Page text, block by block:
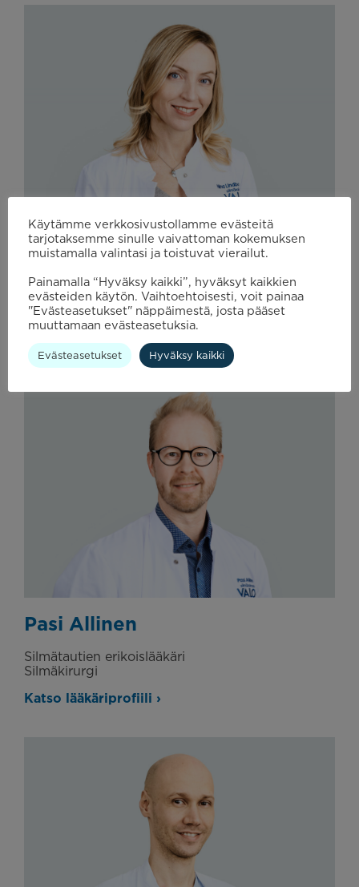
Nina Lindbohm
Lääketieteen ja kirurgian tohtori
Silmäkirurgi
Katso lääkäriprofiili ›
Pasi Allinen
Silmätautien erikoislääkäri
Silmäkirurgi
Katso lääkäriprofiili ›
Käytämme verkkosivustollamme evästeitä
tarjotaksemme sinulle vaivattoman kokemuksen
muistamalla valintasi ja toistuvat vierailut.
Painamalla “Hyväksy kaikki”, hyväksyt kaikkien
evästeiden käytön. Vaihtoehtoisesti, voit painaa
"Evästeasetukset" näppäimestä, josta pääset
muuttamaan evästeasetuksia.
Evästeasetukset Hyväksy kaikki